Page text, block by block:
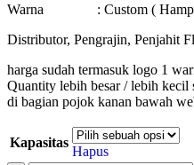
Warna : Custom ( Hampir
Distributor, Pengrajin, Penjahit
harga sudah termasuk logo 1
Quantity lebih besar / lebih
di bagian pojok kanan bawah
Kapasitas
Hapus